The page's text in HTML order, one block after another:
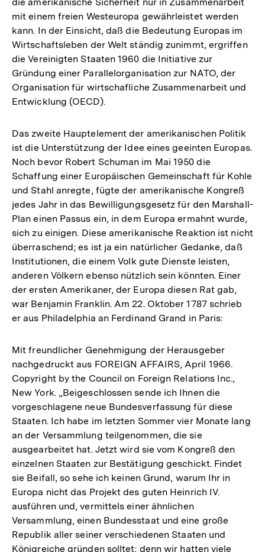
mit einem freien Westeuropa gewährleistet werden
kann. In der Einsicht, daß die Bedeutung Europas im
Wirtschaftsleben der Welt ständig zunimmt, ergriffen
die Vereinigten Staaten 1960 die Initiative zur
Gründung einer Parallelorganisation zur NATO, der
Organisation für wirtschafliche Zusammenarbeit und
Entwicklung (OECD).
Das zweite Hauptelement der amerikanischen Politik
ist die Unterstützung der Idee eines geeinten Europas.
Noch bevor Robert Schuman im Mai 1950 die
Schaffung einer Europäischen Gemeinschaft für Kohle
und Stahl anregte, fügte der amerikanische Kongreß
jedes Jahr in das Bewilligungsgesetz für den Marshall-
Plan einen Passus ein, in dem Europa ermahnt wurde,
sich zu einigen. Diese amerikanische Reaktion ist nicht
überraschend; es ist ja ein natürlicher Gedanke, daß
Institutionen, die einem Volk gute Dienste leisten,
anderen Völkern ebenso nützlich sein könnten. Einer
der ersten Amerikaner, der Europa diesen Rat gab,
war Benjamin Franklin. Am 22. Oktober 1787 schrieb
er aus Philadelphia an Ferdinand Grand in Paris:
Mit freundlicher Genehmigung der Herausgeber
nachgedruckt aus FOREIGN AFFAIRS, April 1966.
Copyright by the Council on Foreign Relations Inc.,
New York. „Beigeschlossen sende ich Ihnen die
vorgeschlagene neue Bundesverfassung für diese
Staaten. Ich habe im letzten Sommer vier Monate lang
an der Versammlung teilgenommen, die sie
ausgearbeitet hat. Jetzt wird sie vom Kongreß den
einzelnen Staaten zur Bestätigung geschickt. Findet
sie Beifall, so sehe ich keinen Grund, warum Ihr in
Europa nicht das Projekt des guten Heinrich IV.
ausführen und, vermittels einer ähnlichen
Versammlung, einen Bundesstaat und eine große
Republik aller seiner verschiedenen Staaten und
Königreiche gründen solltet; denn wir hatten viele